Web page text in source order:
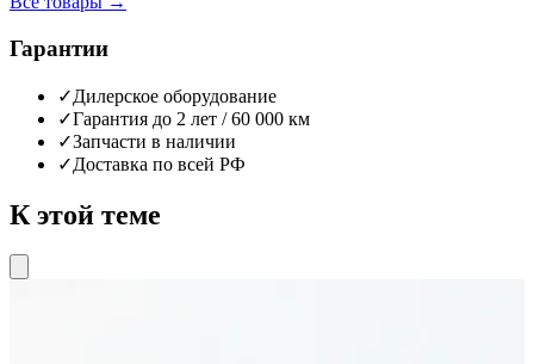
Гарантии
✓Дилерское оборудование
✓Гарантия до 2 лет / 60 000 км
✓Запчасти в наличии
✓Доставка по всей РФ
К этой теме